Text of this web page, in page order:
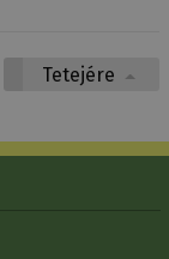
Tetejére